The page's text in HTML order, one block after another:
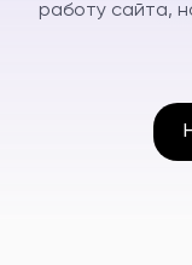
работу сайта,